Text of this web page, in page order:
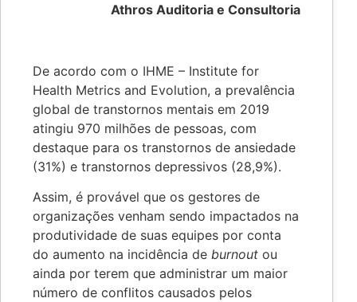
Athros Auditoria e Consultoria
De acordo com o IHME – Institute for
Health Metrics and Evolution, a prevalência
global de transtornos mentais em 2019
atingiu 970 milhões de pessoas, com
destaque para os transtornos de ansiedade
(31%) e transtornos depressivos (28,9%).
Assim, é provável que os gestores de
organizações venham sendo impactados na
produtividade de suas equipes por conta
do aumento na incidência de burnout ou
ainda por terem que administrar um maior
número de conflitos causados pelos